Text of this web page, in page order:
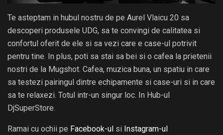
Te asteptam in hubul nostru de pe Aurel Vlaicu 20 sa
descoperi produsele UDG, sa te convingi de calitatea si
confortul oferit de ele si sa vezi care e case-ul potrivit
pentru tine. In plus, poti sa stai sa bei si o cafea la prietenii
nostri de la Mugshot. Cafea, muzica buna, un spatiu in care
sa testezi pairingul dintre echipamente si case-uri si in care
sa te relaxezi. Totul intr-un singur loc. In Hub-ul
DjSuperStore.
Ramai cu ochii pe Facebook-ul si Instagram-ul